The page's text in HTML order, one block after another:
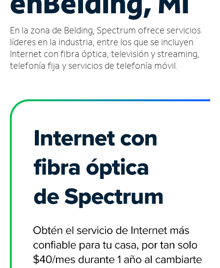
cuenta
Encuentra
una
tienda
En la zona de Belding, Spectrum ofrece servicios
líderes en la industria, entre los que se incluyen
Internet con fibra óptica, televisión y streaming,
telefonía fija y servicios de telefonía móvil.